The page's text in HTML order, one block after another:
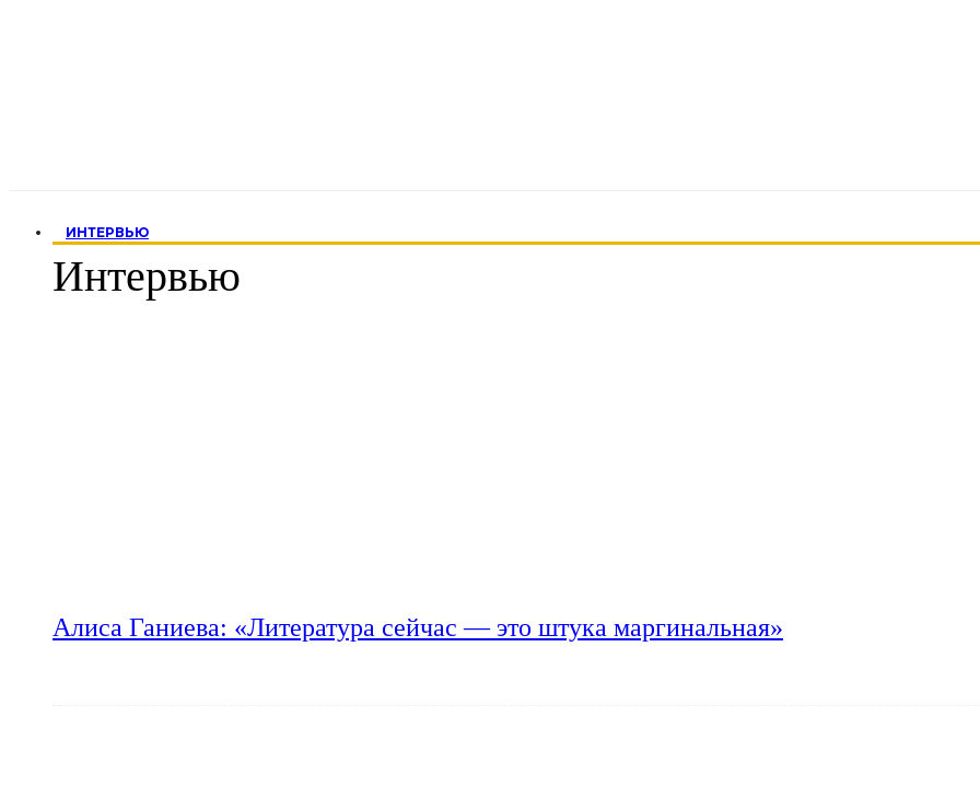
ИНТЕРВЬЮ
Интервью
Алиса Ганиева: «Литература сейчас — это штука маргинальная»